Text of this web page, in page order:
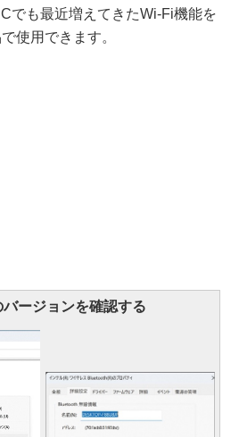
でも最近増えてきたWi-Fi機能を
使用できます。
ージョンを確認する